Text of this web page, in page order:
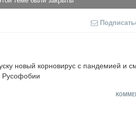
новый корновирус с пандемией и
Русофобии